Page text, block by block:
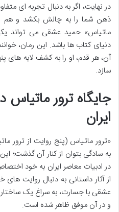
در نهایت، اگر به دنبال تجربه ای
ذهن شما را به چالش بکشد و هم
ماتیاس» حمید عشقی می تواند
دنیای کتاب ها باشد. این رمان،
آن، هر قدم، او را به کشف لایه
سازد.
جایگاه ترور ماتیاس
ایران
«ترور ماتیاس (پنج روایت از ترور
به سادگی بتوان از کنار آن گذشت؛
در ادبیات معاصر ایران به خود
از آثار داستانی به دنبال روایت
عشقی با جسارت، به سراغ یک ساختار
و در آن موفق ظاهر شده است.